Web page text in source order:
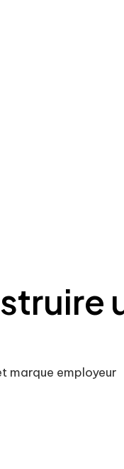
marque employeur